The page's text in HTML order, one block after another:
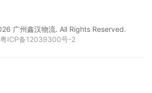
广州鑫汉物流. All Rights Reserved.
粤ICP备12039300号-2